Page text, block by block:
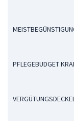
PFLEGEBUDGET